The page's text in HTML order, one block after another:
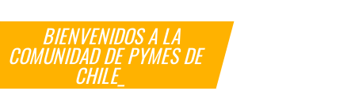
BIENVENIDOS A LA
COMUNIDAD DE PYMES DE
CHILE_